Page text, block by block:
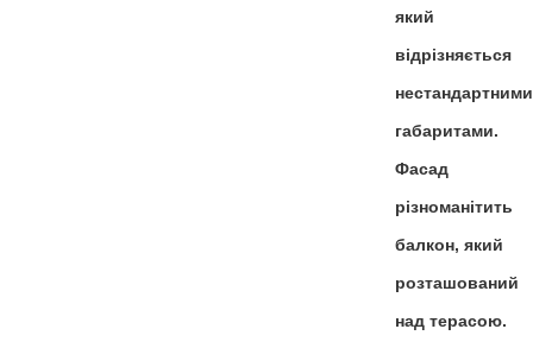
який
відрізняється
нестандартними
габаритами.
Фасад
різноманітить
балкон, який
розташований
над терасою.